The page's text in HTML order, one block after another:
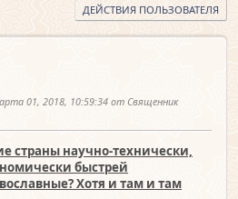
ДЕЙСТВИЯ ПОЛЬЗОВАТЕЛЯ
01, 2018, 10:59:34 от Священник
страны научно-технически,
быстрей
Хотя и там и там